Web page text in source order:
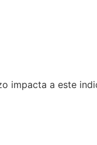
impacta a este